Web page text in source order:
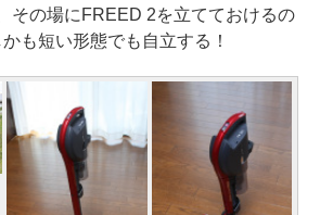
その場にFREED 2を立てておけるの
も短い形態でも自立する！